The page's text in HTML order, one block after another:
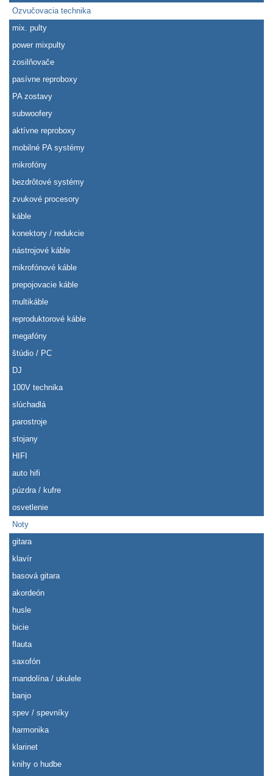
Ozvučovacia technika
mix. pulty
power mixpulty
zosilňovače
pasívne reproboxy
PA zostavy
subwoofery
aktívne reproboxy
mobilné PA systémy
mikrofóny
bezdrôtové systémy
zvukové procesory
káble
konektory / redukcie
nástrojové káble
mikrofónové káble
prepojovacie káble
multikáble
reproduktorové káble
megafóny
štúdio / PC
DJ
100V technika
slúchadlá
parostroje
stojany
HIFI
auto hifi
púzdra / kufre
osvetlenie
Noty
gitara
klavír
basová gitara
akordeón
husle
bicie
flauta
saxofón
mandolína / ukulele
banjo
spev / spevníky
harmonika
klarinet
knihy o hudbe